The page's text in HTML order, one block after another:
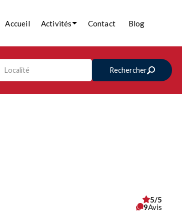
Accueil Activités Contact Blog
Localité Rechercher
5/5
9Avis